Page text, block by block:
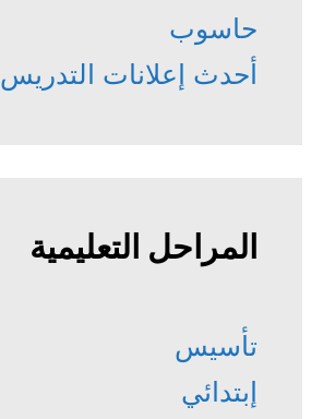
حاسوب
أحدث إعلانات التدريس
المراحل التعليمية
تأسيس
إبتدائي